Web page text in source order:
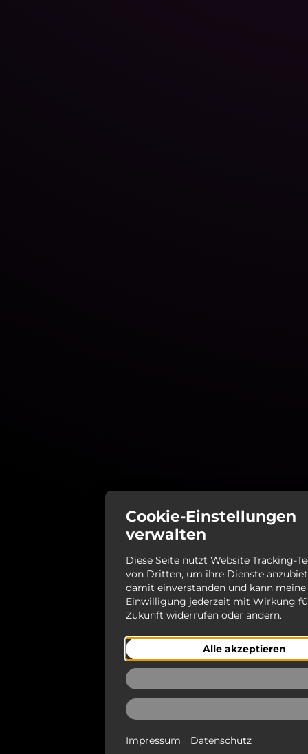
Cookie-Einstellungen
verwalten
Diese Seite nutzt Website Tracking-
von Dritten, um ihre Dienste
damit einverstanden und kann meine
Einwilligung jederzeit mit Wirkung
Zukunft widerrufen oder ändern.
Alle akzeptieren
Impressum Datenschutz